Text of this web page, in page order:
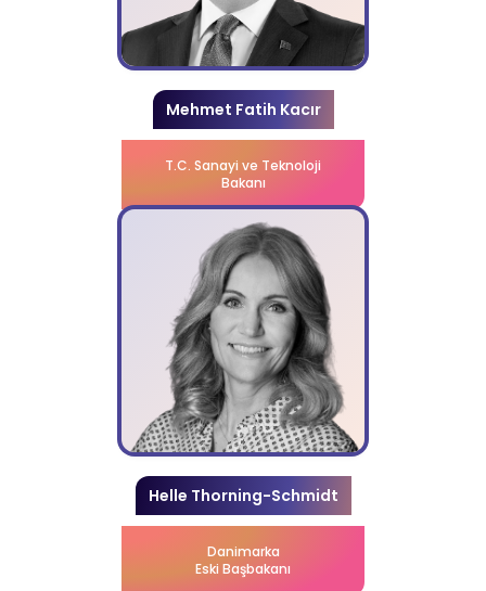
Mehmet Fatih Kacır
T.C. Sanayi ve Teknoloji
Bakanı
Helle Thorning-Schmidt
Danimarka
Eski Başbakanı